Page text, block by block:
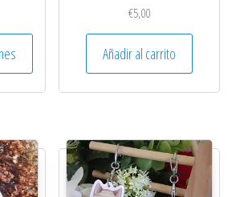
Este producto tiene múltiples variantes.
€5,00
Añadir al carrito